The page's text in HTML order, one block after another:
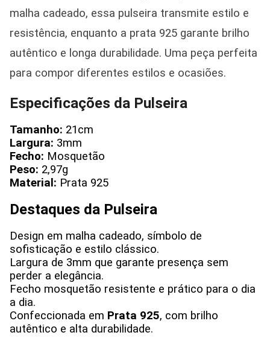
malha cadeado, essa pulseira transmite estilo e
resistência, enquanto a prata 925 garante brilho
autêntico e longa durabilidade. Uma peça perfeita
para compor diferentes estilos e ocasiões.
Especificações da Pulseira
Tamanho: 21cm
Largura: 3mm
Fecho: Mosquetão
Peso: 2,97g
Material: Prata 925
Destaques da Pulseira
Design em malha cadeado, símbolo de
sofisticação e estilo clássico.
Largura de 3mm que garante presença sem
perder a elegância.
Fecho mosquetão resistente e prático para o dia
a dia.
Confeccionada em Prata 925, com brilho
autêntico e alta durabilidade.